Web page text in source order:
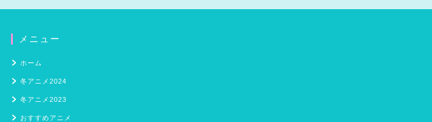
メニュー
ホーム
冬アニメ2024
冬アニメ2023
おすすめアニメ